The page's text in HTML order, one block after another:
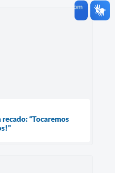
“Tocaremos